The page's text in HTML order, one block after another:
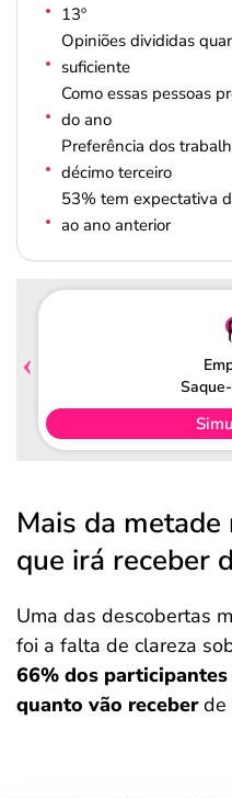
13º
Opiniões divididas
suficiente
Como essas pessoas
do ano
Preferência dos
décimo terceiro
53% tem expectativa
ao ano anterior
Mais da
que irá receber
Uma das descobertas
foi a falta de clareza
66% dos
quanto vão receberde